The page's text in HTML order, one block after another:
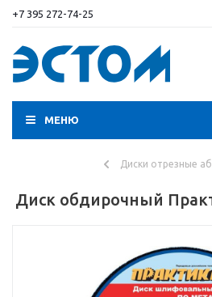
+7 395 272-74-25
МЕНЮ
Диски отрезные
Диск обдирочный